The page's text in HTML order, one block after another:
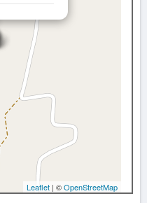
Leaflet | ©OpenStreetMap